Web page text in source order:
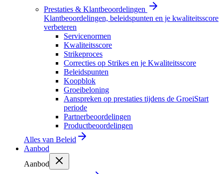
Prestaties & Klantbeoordelingen
Klantbeoordelingen, beleidspunten en je kwaliteitsscore
verbeteren
Servicenormen
Kwaliteitsscore
Strikeproces
Correcties op Strikes en je Kwaliteitsscore
Beleidspunten
Koopblok
Groeibeloning
Aanspreken op prestaties tijdens de GroeiStart
periode
Partnerbeoordelingen
Productbeoordelingen
Alles van Beleid
Aanbod
Aanbod